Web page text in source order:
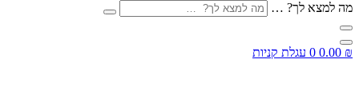
מה למצא לך? …
0.00 ₪
0 עגלת קניות